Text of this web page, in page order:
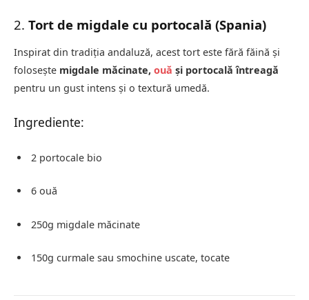
2. Tort de migdale cu portocală (Spania)
Inspirat din tradiția andaluză, acest tort este fără făină și
folosește migdale măcinate, ouă și portocală întreagă
pentru un gust intens și o textură umedă.
Ingrediente:
2 portocale bio
6 ouă
250g migdale măcinate
150g curmale sau smochine uscate, tocate